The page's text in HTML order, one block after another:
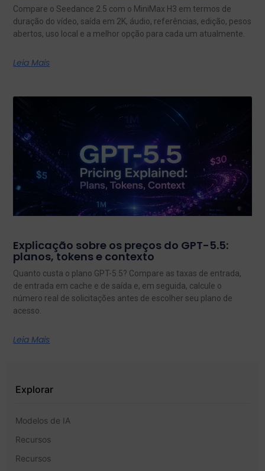
Compare o Seedance 2.5 com o MiniMax H3 em termos de
duração do vídeo, saída em 2K, áudio, referências, edição, pesos
abertos, uso local e a melhor opção para cada um atualmente.
Leia Mais
Explicação sobre os preços do GPT-5.5:
planos, tokens e contexto
Quanto custa o plano GPT-5.5? Compare as taxas de entrada,
de entrada em cache e de saída e, em seguida, calcule o
número real de solicitações antes de escolher seu plano de
acesso.
Leia Mais
Explorar
Modelos de IA
Recursos
Recursos